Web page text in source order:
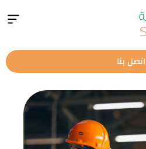
اتصل بنا